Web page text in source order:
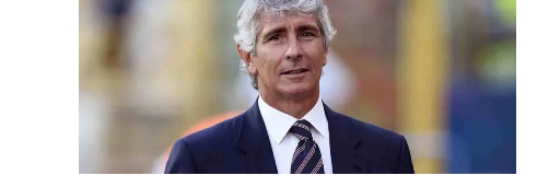
della Lazio nel centro sportivo di...